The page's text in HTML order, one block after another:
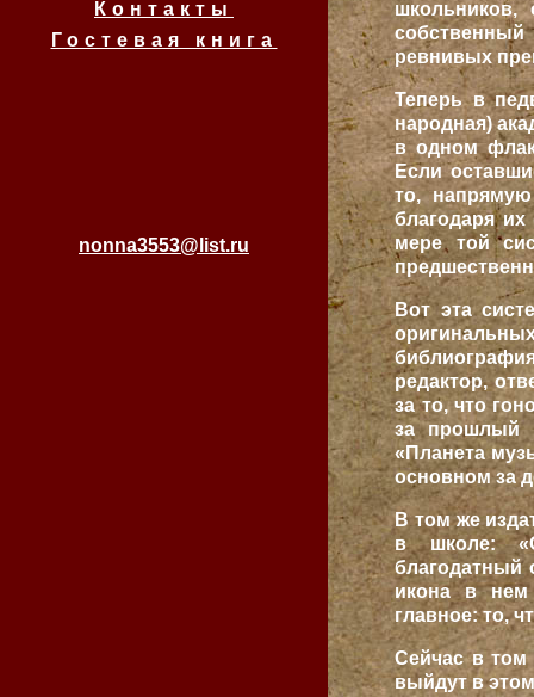
Контакты
Гостевая книга
nonna3553@list.ru
школьников,
ревнивых
Теперь в
народная)
в одном
Если
то,
благодаря их
мере той
Вот эта
редактор,
за то, что
за прошлый
«Планета
основном за
В том же
в школе:
благодатный
икона в нем
главное: то,
Сейчас в том
выйдут в